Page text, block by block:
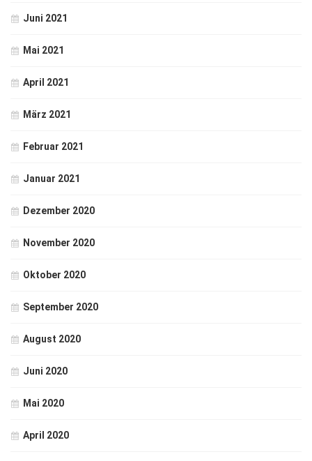
Juni 2021
Mai 2021
April 2021
März 2021
Februar 2021
Januar 2021
Dezember 2020
November 2020
Oktober 2020
September 2020
August 2020
Juni 2020
Mai 2020
April 2020